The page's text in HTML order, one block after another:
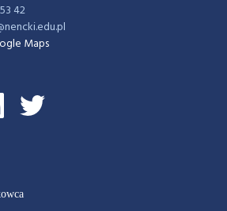
42
Maps